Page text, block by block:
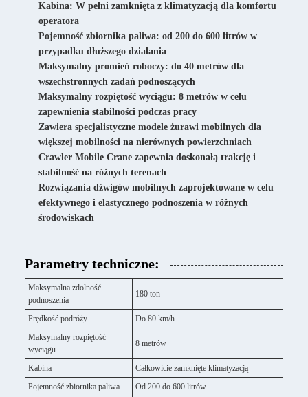
Kabina: W pełni zamknięta z klimatyzacją dla komfortu
operatora
Pojemność zbiornika paliwa: od 200 do 600 litrów w
przypadku dłuższego działania
Maksymalny promień roboczy: do 40 metrów dla
wszechstronnych zadań podnoszących
Maksymalny rozpiętość wyciągu: 8 metrów w celu
zapewnienia stabilności podczas pracy
Zawiera specjalistyczne modele żurawi mobilnych dla
większej mobilności na nierównych powierzchniach
Crawler Mobile Crane zapewnia doskonałą trakcję i
stabilność na różnych terenach
Rozwiązania dźwigów mobilnych zaprojektowane w celu
efektywnego i elastycznego podnoszenia w różnych
środowiskach
Parametry techniczne:
Maksymalna zdolność
podnoszenia
180 ton
Prędkość podróży
Do 80 km/h
Maksymalny rozpiętość
wyciągu
8 metrów
Kabina
Całkowicie zamknięte klimatyzacją
Pojemność zbiornika paliwa
Od 200 do 600 litrów